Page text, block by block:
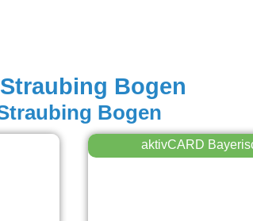
Bogen
Bogen
aktivCARD